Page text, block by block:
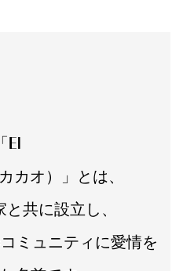
「El
カオ）」とは、
共に設立し、
ミュニティに愛情を